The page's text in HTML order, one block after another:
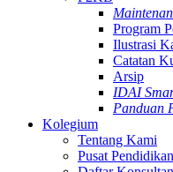
Program
Ilustrasi
Catatan
Arsip
IDAI
Panduan
Kolegium
Tentang Kami
Pusat Pendidikan